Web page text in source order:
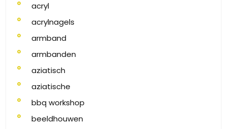
acryl
acrylnagels
armband
armbanden
aziatisch
aziatische
bbq workshop
beeldhouwen